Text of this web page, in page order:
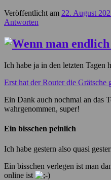
Veröffentlicht am 22. August
Antworten
Ich habe ja in den letzten Tagen
Erst hat der Router die Grätsche
Ein Dank auch nochmal an das
wahrgenommen, super!
Ein bisschen peinlich
Ich habe gestern also quasi
Ein bisschen verlegen ist man
online ist